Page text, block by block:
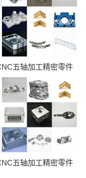
五轴加工精密零件
五轴加工精密零件